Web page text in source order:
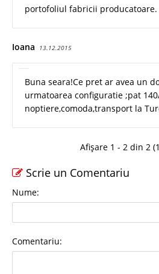
portofoliul fabricii producatoare.
Ioana 13.12.2015
Buna seara!Ce pret ar avea un
urmatoarea configuratie ;pat
noptiere,comoda,transport la
Afișare 1 - 2 din 2
Scrie un Comentariu
Nume:
Comentariu: